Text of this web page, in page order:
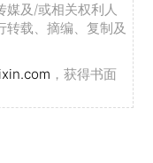
媒及/或相关权利人
转载、摘编、复制及
，获得书面